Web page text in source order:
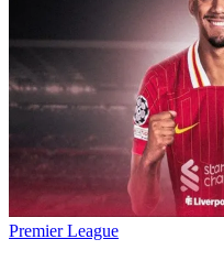
Premier League